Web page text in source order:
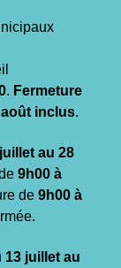
. Fermeture
août inclus.
au 28
9h00 à
de 9h00 à
13 juillet au